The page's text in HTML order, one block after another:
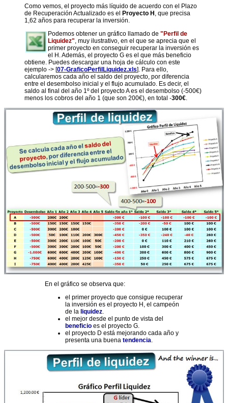
Como vemos, el proyecto más líquido de acuerdo con el Plazo
de Recuperación Actualizado es el
Proyecto H , que precisa
1,62 años para recuperar la inversión.
Podemos obtener un gráfico llamado de "Perfil de
Liquidez", muy ilustrativo, en el que se aprecia que el
primer proyecto en conseguir recuperar la inversión es
el H. Además, el proyecto G es el que más beneficio
obtiene. Puedes descargar una hoja de cálculo con este
ejemplo -> [07-GraficoPerfilLiquidez.xls]. Para ello,
calcularemos cada año el saldo del proyecto, por diferencia
entre el desembolso inicial y el flujo acumulado. Es decir, el
saldo al final del año 1º del proyecto A es el desembolso (-500€)
menos los cobros del año 1 (que son 200€), en total -300€.
En el gráfico se observa que:
el primer proyecto que consigue recuperar
la inversión es el proyecto H, el campeón
de la liquidez.
el mejor desde el punto de vista del
beneficio es el proyecto G.
el proyecto D está mejorando cada año y
presenta una buena tendencia.